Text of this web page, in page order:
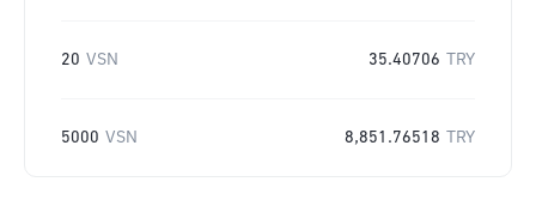
20 VSN 35.40706 TRY
5000 VSN 8,851.76518 TRY